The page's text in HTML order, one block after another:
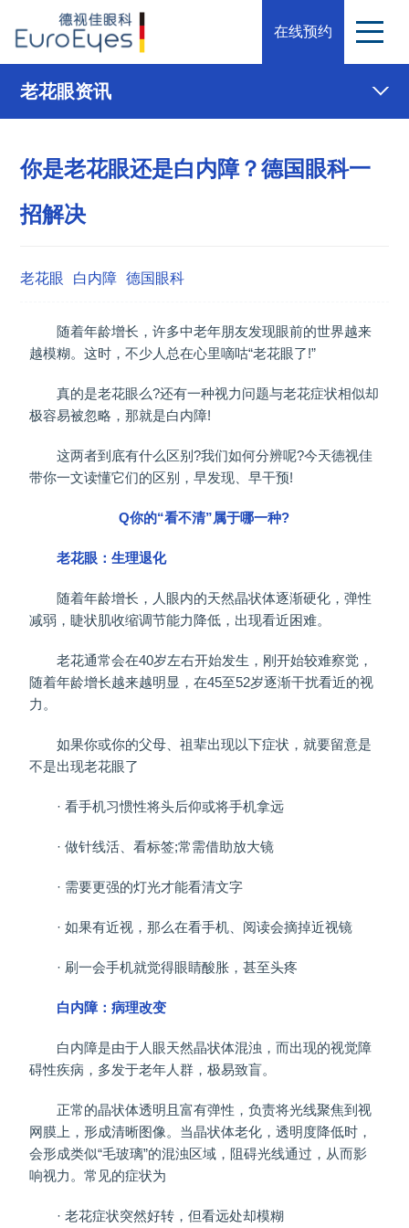
在线预约
老花眼资讯
你是老花眼还是白内障？德国眼科一
招解决
老花眼 白内障 德国眼科
随着年龄增长，许多中老年朋友发现眼前的世界越来
越模糊。这时，不少人总在心里嘀咕“老花眼了!”
真的是老花眼么?还有一种视力问题与老花症状相似却
极容易被忽略，那就是白内障!
这两者到底有什么区别?我们如何分辨呢?今天德视佳
带你一文读懂它们的区别，早发现、早干预!
Q你的“看不清”属于哪一种?
老花眼：生理退化
随着年龄增长，人眼内的天然晶状体逐渐硬化，弹性
减弱，睫状肌收缩调节能力降低，出现看近困难。
老花通常会在40岁左右开始发生，刚开始较难察觉，
随着年龄增长越来越明显，在45至52岁逐渐干扰看近的视
力。
如果你或你的父母、祖辈出现以下症状，就要留意是
不是出现老花眼了
· 看手机习惯性将头后仰或将手机拿远
· 做针线活、看标签;常需借助放大镜
· 需要更强的灯光才能看清文字
· 如果有近视，那么在看手机、阅读会摘掉近视镜
· 刷一会手机就觉得眼睛酸胀，甚至头疼
白内障：病理改变
白内障是由于人眼天然晶状体混浊，而出现的视觉障
碍性疾病，多发于老年人群，极易致盲。
正常的晶状体透明且富有弹性，负责将光线聚焦到视
网膜上，形成清晰图像。当晶状体老化，透明度降低时，
会形成类似“毛玻璃”的混浊区域，阻碍光线通过，从而影
响视力。常见的症状为
· 老花症状突然好转，但看远处却模糊